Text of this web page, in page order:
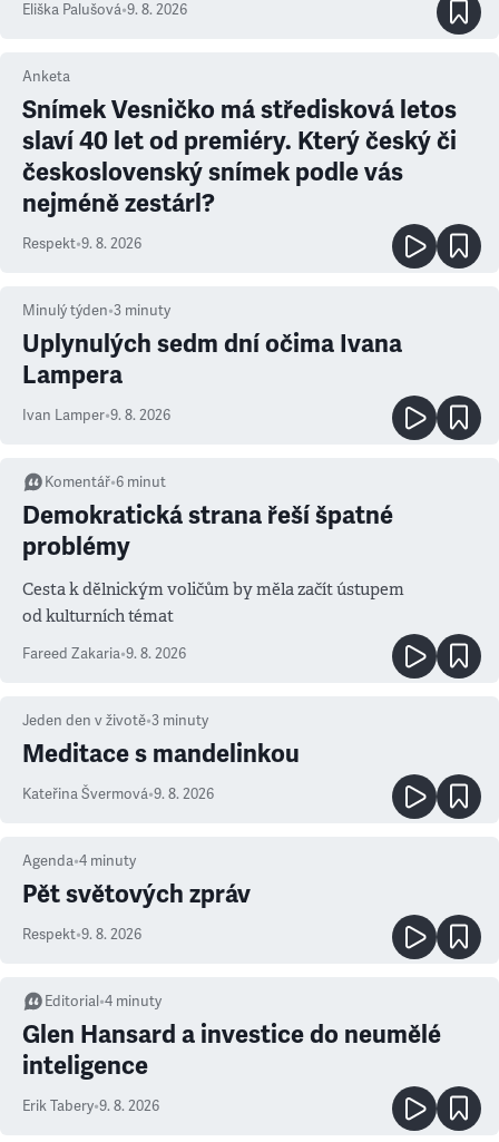
Eliška Palušová•9. 8. 2026
Anketa
Snímek Vesničko má středisková letos
slaví 40 let od premiéry. Který český či
československý snímek podle vás
nejméně zestárl?
Respekt•9. 8. 2026
Minulý týden•3 minuty
Uplynulých sedm dní očima Ivana
Lampera
Ivan Lamper•9. 8. 2026
Komentář•6 minut
Demokratická strana řeší špatné
problémy
Cesta k dělnickým voličům by měla začít ústupem
od kulturních témat
Fareed Zakaria•9. 8. 2026
Jeden den v životě•3 minuty
Meditace s mandelinkou
Kateřina Švermová•9. 8. 2026
Agenda•4 minuty
Pět světových zpráv
Respekt•9. 8. 2026
Editorial•4 minuty
Glen Hansard a investice do neumělé
inteligence
Erik Tabery•9. 8. 2026